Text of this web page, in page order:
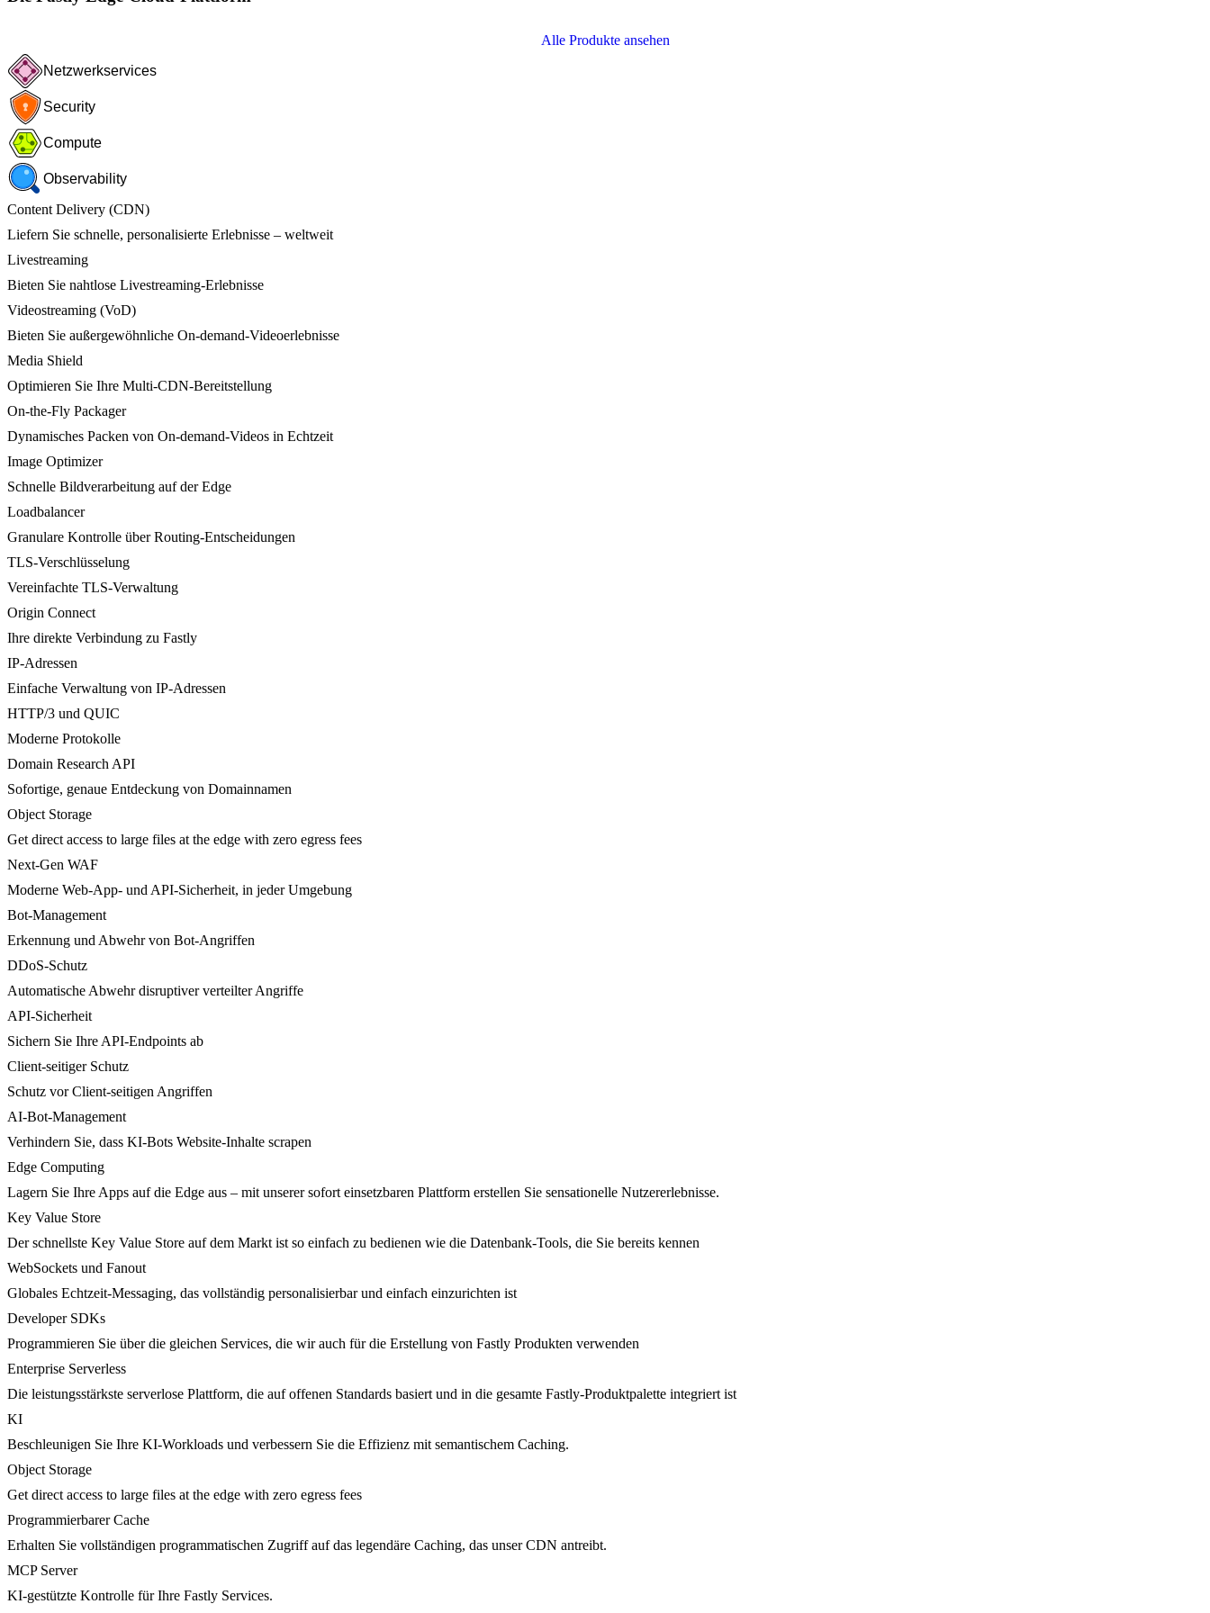
Alle Produkte ansehen
Netzwerkservices
Security
Compute
Observability
Content Delivery (CDN)
Liefern Sie schnelle, personalisierte Erlebnisse – weltweit
Livestreaming
Bieten Sie nahtlose Livestreaming-Erlebnisse
Videostreaming (VoD)
Bieten Sie außergewöhnliche On-demand-Videoerlebnisse
Media Shield
Optimieren Sie Ihre Multi-CDN-Bereitstellung
On-the-Fly Packager
Dynamisches Packen von On-demand-Videos in Echtzeit
Image Optimizer
Schnelle Bildverarbeitung auf der Edge
Loadbalancer
Granulare Kontrolle über Routing-Entscheidungen
TLS-Verschlüsselung
Vereinfachte TLS-Verwaltung
Origin Connect
Ihre direkte Verbindung zu Fastly
IP-Adressen
Einfache Verwaltung von IP-Adressen
HTTP/3 und QUIC
Moderne Protokolle
Domain Research API
Sofortige, genaue Entdeckung von Domainnamen
Object Storage
Get direct access to large files at the edge with zero egress fees
Next-Gen WAF
Moderne Web-App- und API-Sicherheit, in jeder Umgebung
Bot-Management
Erkennung und Abwehr von Bot-Angriffen
DDoS-Schutz
Automatische Abwehr disruptiver verteilter Angriffe
API-Sicherheit
Sichern Sie Ihre API-Endpoints ab
Client-seitiger Schutz
Schutz vor Client-seitigen Angriffen
AI-Bot-Management
Verhindern Sie, dass KI-Bots Website-Inhalte scrapen
Edge Computing
Lagern Sie Ihre Apps auf die Edge aus – mit unserer sofort einsetzbaren Plattform erstellen Sie sensationelle Nutzererlebnisse.
Key Value Store
Der schnellste Key Value Store auf dem Markt ist so einfach zu bedienen wie die Datenbank-Tools, die Sie bereits kennen
WebSockets und Fanout
Globales Echtzeit-Messaging, das vollständig personalisierbar und einfach einzurichten ist
Developer SDKs
Programmieren Sie über die gleichen Services, die wir auch für die Erstellung von Fastly Produkten verwenden
Enterprise Serverless
Die leistungsstärkste serverlose Plattform, die auf offenen Standards basiert und in die gesamte Fastly-Produktpalette integriert ist
KI
Beschleunigen Sie Ihre KI-Workloads und verbessern Sie die Effizienz mit semantischem Caching.
Object Storage
Get direct access to large files at the edge with zero egress fees
Programmierbarer Cache
Erhalten Sie vollständigen programmatischen Zugriff auf das legendäre Caching, das unser CDN antreibt.
MCP Server
KI-gestützte Kontrolle für Ihre Fastly Services.